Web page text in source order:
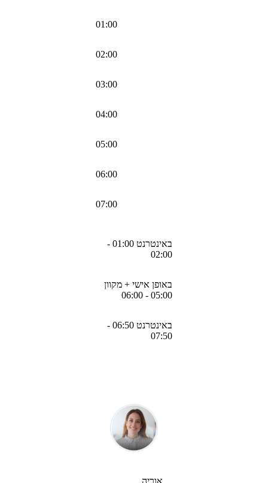
01:00
02:00
03:00
04:00
05:00
06:00
07:00
באינטרנט 01:00 -
02:00
באופן אישי + מקוון
05:00 - 06:00
באינטרנט 06:50 -
07:50
אוריה